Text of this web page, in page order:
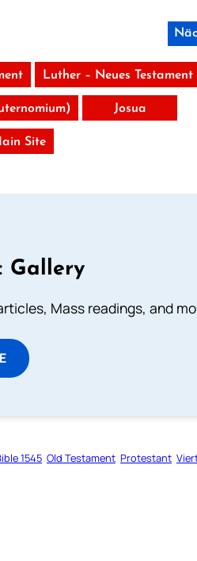
Luther – Neues Testament
Josua
Site
Gallery
Mass readings, and
1545 Old Testament Protestant